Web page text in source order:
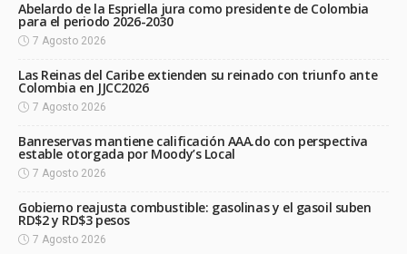
Abelardo de la Espriella jura como presidente de Colombia
para el periodo 2026-2030
7 Agosto 2026
Las Reinas del Caribe extienden su reinado con triunfo ante
Colombia en JJCC2026
7 Agosto 2026
Banreservas mantiene calificación AAA.do con perspectiva
estable otorgada por Moody’s Local
7 Agosto 2026
Gobierno reajusta combustible: gasolinas y el gasoil suben
RD$2 y RD$3 pesos
7 Agosto 2026